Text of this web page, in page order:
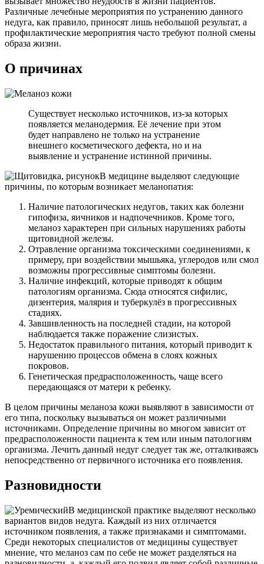
Различные лечебные мероприятия по устранению данного
недуга, как правило, приносят лишь небольшой результат, а
профилактические мероприятия часто требуют полной смены
образа жизни.
О причинах
Существует несколько источников, из-за которых
появляется меланодермия. Её лечение при этом
будет направлено не только на устранение
внешнего косметического дефекта, но и на
выявление и устранение истинной причины.
В медицине выделяют следующие
причины, по которым возникает меланопатия:
Наличие патологических недугов, таких как болезни
гипофиза, яичников и надпочечников. Кроме того,
меланоз характерен при сильных нарушениях работы
щитовидной железы.
Отравление организма токсическими соединениями, к
примеру, при воздействии мышьяка, углеродов или смол
возможны прогрессивные симптомы болезни.
Наличие инфекций, которые приводят к общим
патологиям организма. Сюда относятся сифилис,
дизентерия, малярия и туберкулёз в прогрессивных
стадиях.
Завшивленность на последней стадии, на которой
наблюдается также поражение слизистых.
Недостаток правильного питания, который приводит к
нарушению процессов обмена в слоях кожных
покровов.
Генетическая предрасположенность, чаще всего
передающаяся от матери к ребенку.
В целом причины меланоза кожи выявляют в зависимости от
его типа, поскольку вызываться он может различными
источниками. Определение причины во многом зависит от
предрасположенности пациента к тем или иным патологиям
организма. Лечить данный недуг следует так же, отталкиваясь
непосредственно от первичного источника его появления.
Разновидности
В медицинской практике выделяют несколько
вариантов видов недуга. Каждый из них отличается
источником появления, а также признаками и симптомами.
Среди некоторых специалистов от медицины существует
мнение, что меланоз сам по себе не может разделяться на